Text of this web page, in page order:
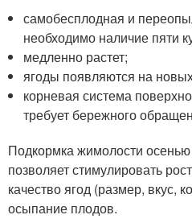
самобесплодная и
необходимо наличие пяти
медленно растет;
ягоды появляются на
корневая система
требует бережного
Подкормка жимолости
позволяет стимулировать
качество ягод (размер, вкус,
осыпание плодов.